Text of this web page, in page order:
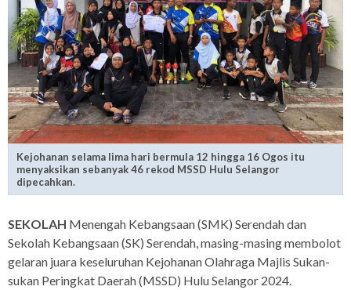
Kejohanan selama lima hari bermula 12 hingga 16 Ogos itu
menyaksikan sebanyak 46 rekod MSSD Hulu Selangor
dipecahkan.
SEKOLAH Menengah Kebangsaan (SMK) Serendah dan
Sekolah Kebangsaan (SK) Serendah, masing-masing membolot
gelaran juara keseluruhan Kejohanan Olahraga Majlis Sukan-
sukan Peringkat Daerah (MSSD) Hulu Selangor 2024.